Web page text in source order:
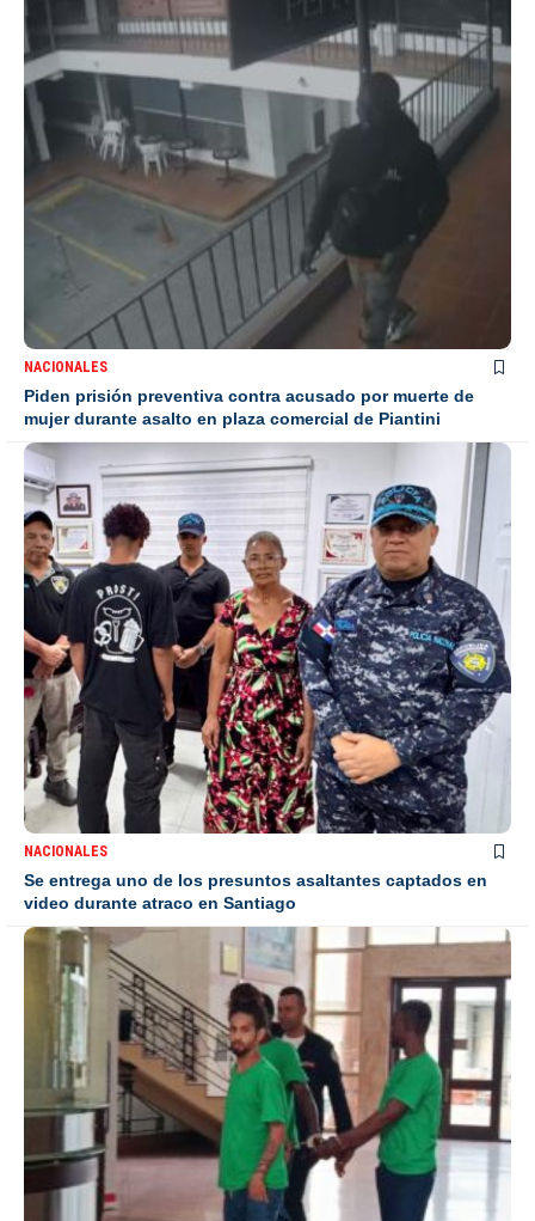
NACIONALES
Piden prisión preventiva contra acusado por muerte de
mujer durante asalto en plaza comercial de Piantini
NACIONALES
Se entrega uno de los presuntos asaltantes captados en
video durante atraco en Santiago